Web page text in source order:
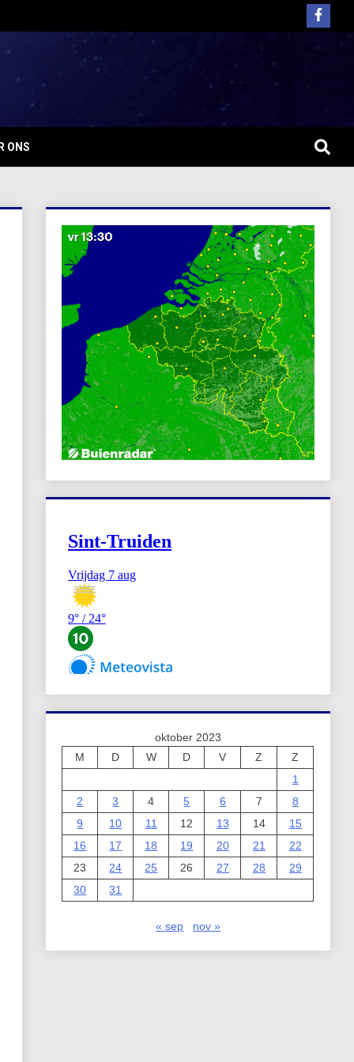
ONS
oktober 2023
M
D W D V Z
Z
1
2
3 4 5 6 7
8
9
10 11 12 13 14
15
16
17 18 19 20 21
22
23
24 25 26 27 28
29
30
31
« sep nov »